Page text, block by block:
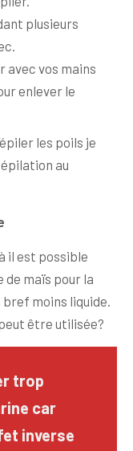
plusieurs
avec vos mains
enlever le
les poils je
au
il est possible
de maïs pour la
moins liquide.
être utilisée?
trop
car
inverse